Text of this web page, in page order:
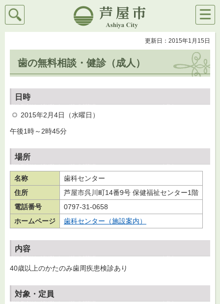
芦屋市
検索
メニ
ュー
更新日：2015年1月15日
歯の無料相談・健診（成人）
日時
2015年2月4日（水曜日）
午後1時～2時45分
場所
名称
歯科センター
住所
芦屋市呉川町14番9号 保健福祉センター1階
電話番号
0797-31-0658
ホームページ
歯科センター（施設案内）
内容
40歳以上のかたのみ歯周疾患検診あり
対象・定員